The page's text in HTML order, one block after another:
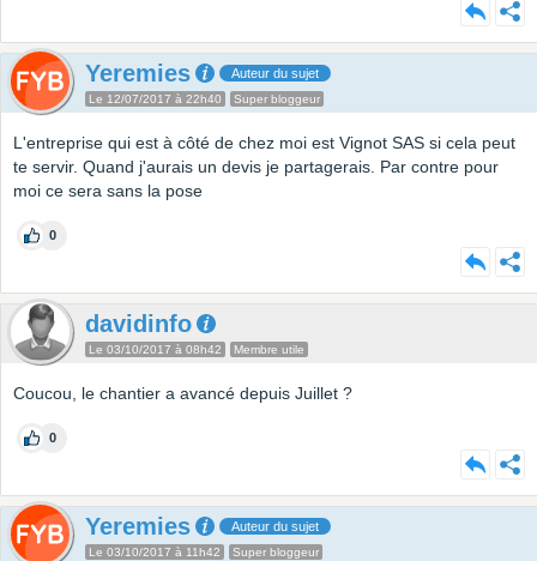
Yeremies Auteur du sujet
Le 12/07/2017 à 22h40 Super bloggeur
L'entreprise qui est à côté de chez moi est Vignot SAS si cela peut
te servir. Quand j'aurais un devis je partagerais. Par contre pour
moi ce sera sans la pose
0
davidinfo
Le 03/10/2017 à 08h42 Membre utile
Coucou, le chantier a avancé depuis Juillet ?
0
Yeremies Auteur du sujet
Le 03/10/2017 à 11h42 Super bloggeur